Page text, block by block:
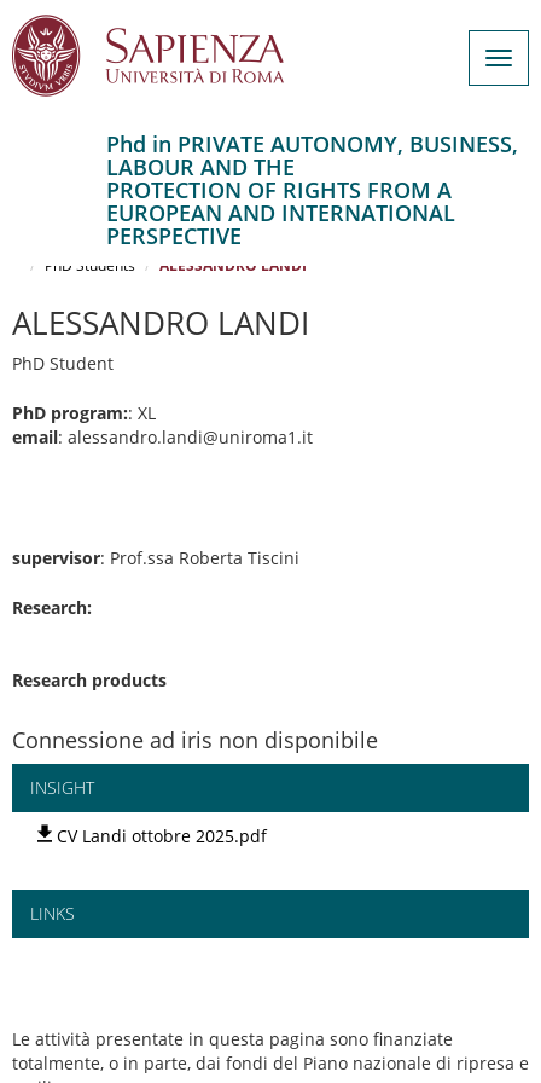
Phd in PRIVATE AUTONOMY, BUSINESS,
LABOUR AND THE
PROTECTION OF RIGHTS FROM A
EUROPEAN AND INTERNATIONAL
PERSPECTIVE
PRIVATE AUTONOMY, BUSINESS, LABOUR AND THE PROTECTION OF
RIGHTS FROM A EUROPEAN AND INTERNATIONAL PERSPECTIVE
PhD Students
ALESSANDRO LANDI
ALESSANDRO LANDI
PhD Student
PhD program:: XL
email: alessandro.landi@uniroma1.it
supervisor: Prof.ssa Roberta Tiscini
Research:
Research products
Connessione ad iris non disponibile
INSIGHT
CV Landi ottobre 2025.pdf
LINKS
Le attività presentate in questa pagina sono finanziate
totalmente, o in parte, dai fondi del Piano nazionale di ripresa e